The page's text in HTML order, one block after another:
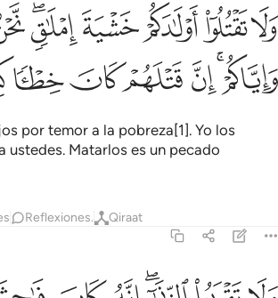
ولا تقتلوا اولادكم خشية املاق نحن نرزقهم
وَلَا تَقْتُلُوٓا۟ أَوْلَـٰدَكُمْ خَشْيَةَ إِمْلَـٰقٍۢ ۖ نَّحْنُ
ﱪﱫﱬﱭﱮﱯ
ﱲﱳﱴﱵﱶﱷ
por temor a la pobreza[1]. Yo los
ustedes. Matarlos es un pecado
Reflexiones. Qiraat
ولا تقربوا الزنا انه كان فاحشة وساء سبيلا ٣٢